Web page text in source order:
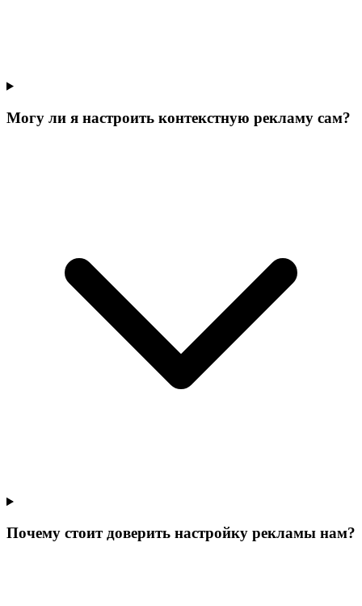
Могу ли я настроить контекстную рекламу сам?
Почему стоит доверить настройку рекламы нам?